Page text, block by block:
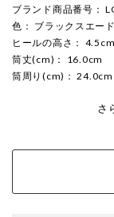
ブランド商品番号 ：
色 ： ブラックスエー
ヒールの高さ ： 4.5cm
筒丈(cm) ： 16.0cm
筒周り(cm) ： 24.0cm
さ